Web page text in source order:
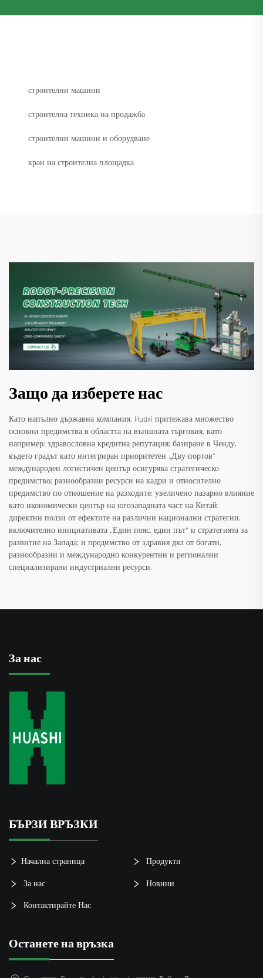
строителни машини
строителна техника на продажба
строителни машини и оборудване
кран на строителна площадка
Защо да изберете нас
Като напълно държавна компания, Huaxi притежава множество
основни предимства в областта на външната търговия, като
например: здравословна кредитна репутация; базиране в Ченду,
където градът като интегриран приоритетен „Дву-портов“
международен логистичен център осигурява стратегическо
предимство; разнообразни ресурси на кадри и относително
предимство по отношение на разходите; увеличено пазарно влияние
като икономически център на югозападната част на Китай;
директни ползи от ефектите на различни национални стратегии,
включително инициативата „Един пояс, един път“ и стратегията за
развитие на Запада; и предимство от здравия дял от богати,
разнообразни и международно конкурентни и регионални
специализирани индустриални ресурси.
За нас
БЪРЗИ ВРЪЗКИ
Начална страница Продукти
За нас Новини
Контактирайте Нас
Останете на връзка